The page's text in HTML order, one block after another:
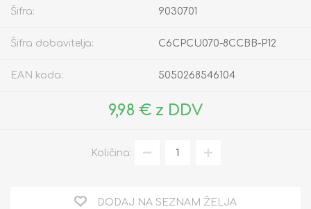
Šifra: 9030701
Šifra dobavitelja: C6CPCU070-8CCBB-P12
EAN koda: 5050268546104
9,98 € z DDV
Količina:
DODAJ NA SEZNAM ŽELJA